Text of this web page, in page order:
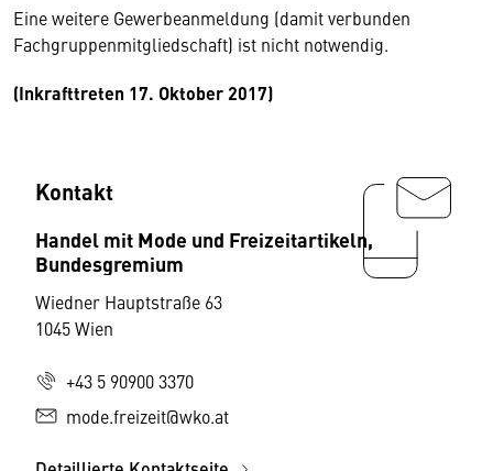
Eine weitere Gewerbeanmeldung (damit verbunden
Fachgruppenmitgliedschaft) ist nicht notwendig.
(Inkrafttreten 17. Oktober 2017)
Kontakt
Handel mit Mode und Freizeitartikeln,
Bundesgremium
Wiedner Hauptstraße 63
1045 Wien
+43 5 90900 3370
mode.freizeit@wko.at